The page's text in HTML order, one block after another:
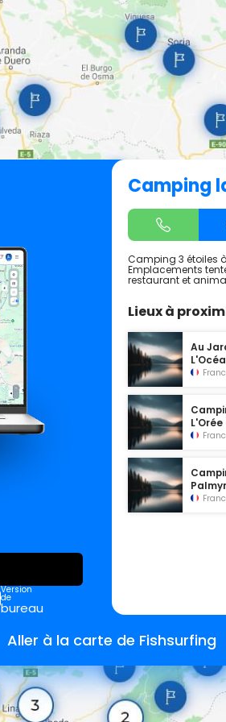
Version
de
bureau
Camping
Camping 3 étoiles
Emplacements
restaurant et
Lieux à
Au
L'Orée
Aller à la carte de Fishsurfing